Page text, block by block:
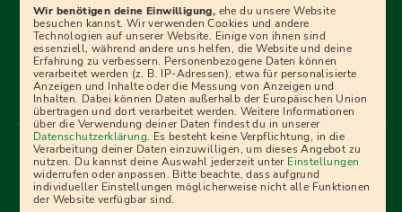
Ratgebern und Prüfungspaketen, interaktiven
Videokursen und vielem mehr. Für alle, die was werden
wollen!
Menü Fußleiste
Impressum Bildquellen Presse
Mediadaten
Partner
AGB Datenschutz
Widerrufsbelehrung
Bestellung
Affiliate Partner Cookies
Wir benötigen deine Einwilligung, ehe du unsere Website
besuchen kannst. Wir verwenden Cookies und andere
Technologien auf unserer Website. Einige von ihnen sind
essenziell, während andere uns helfen, die Website und deine
Erfahrung zu verbessern. Personenbezogene Daten können
verarbeitet werden (z. B. IP-Adressen), etwa für personalisierte
Anzeigen und Inhalte oder die Messung von Anzeigen und
Inhalten. Dabei können Daten außerhalb der Europäischen Union
übertragen und dort verarbeitet werden. Weitere Informationen
über die Verwendung deiner Daten findest du in unserer
Datenschutzerklärung. Es besteht keine Verpflichtung, in die
Verarbeitung deiner Daten einzuwilligen, um dieses Angebot zu
nutzen. Du kannst deine Auswahl jederzeit unter Einstellungen
widerrufen oder anpassen. Bitte beachte, dass aufgrund
individueller Einstellungen möglicherweise nicht alle Funktionen
der Website verfügbar sind.